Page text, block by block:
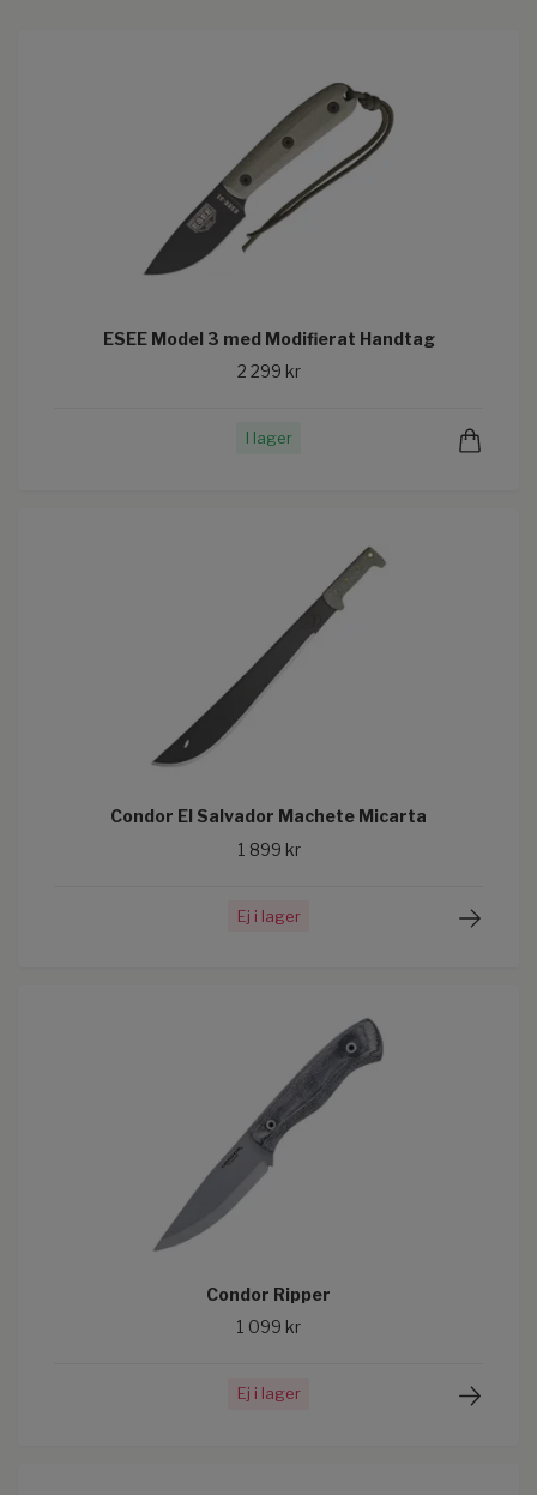
ESEE Model 3 med Modifierat Handtag
2 299 kr
I lager
Condor El Salvador Machete Micarta
1 899 kr
Ej i lager
Condor Ripper
1 099 kr
Ej i lager